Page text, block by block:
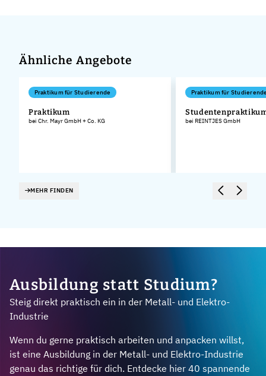
Ähnliche Angebote
Praktikum für Studierende
Praktikum
bei Chr. Mayr GmbH + Co. KG
Praktikum für
bei REINTJES GmbH
MEHR FINDEN
Ausbildung statt Studium?
Steig direkt praktisch ein in der Metall- und Elektro-
Industrie
Wenn du gerne praktisch arbeiten und anpacken willst,
ist eine Ausbildung in der Metall- und Elektro-Industrie
genau das richtige für dich. Entdecke hier 40 spannende